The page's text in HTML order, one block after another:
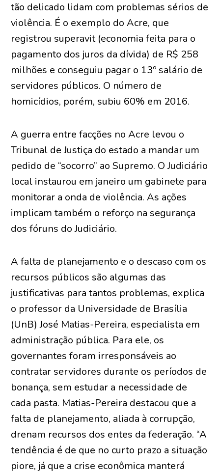
tão delicado lidam com problemas sérios de
violência. É o exemplo do Acre, que
registrou superavit (economia feita para o
pagamento dos juros da dívida) de R$ 258
milhões e conseguiu pagar o 13º salário de
servidores públicos. O número de
homicídios, porém, subiu 60% em 2016.
A guerra entre facções no Acre levou o
Tribunal de Justiça do estado a mandar um
pedido de “socorro” ao Supremo. O Judiciário
local instaurou em janeiro um gabinete para
monitorar a onda de violência. As ações
implicam também o reforço na segurança
dos fóruns do Judiciário.
A falta de planejamento e o descaso com os
recursos públicos são algumas das
justificativas para tantos problemas, explica
o professor da Universidade de Brasília
(UnB) José Matias-Pereira, especialista em
administração pública. Para ele, os
governantes foram irresponsáveis ao
contratar servidores durante os períodos de
bonança, sem estudar a necessidade de
cada pasta. Matias-Pereira destacou que a
falta de planejamento, aliada à corrupção,
drenam recursos dos entes da federação. “A
tendência é de que no curto prazo a situação
piore, já que a crise econômica manterá